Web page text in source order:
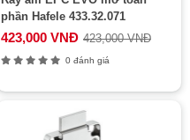
phần Hafele 433.32.071
423,000 VNĐ 423,000 VNĐ
0 đánh giá